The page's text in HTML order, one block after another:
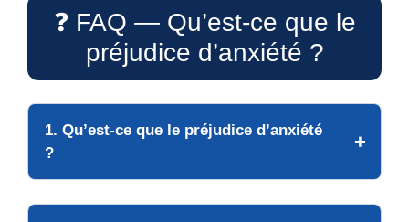
❓ FAQ — Qu’est-ce que le
préjudice d’anxiété ?
1. Qu’est-ce que le préjudice d’anxiété
?